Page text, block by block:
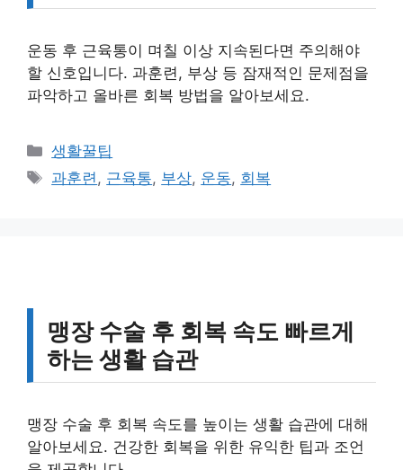
운동 후 근육통이 며칠 이상 지속된다면 주의해야
할 신호입니다. 과훈련, 부상 등 잠재적인 문제점을
파악하고 올바른 회복 방법을 알아보세요.
카
테
고
생활꿀팁
태
과훈련 , 근육통, 부상, 운동, 회복
맹장 수술 후 회복 속도 빠르게
하는 생활 습관
맹장 수술 후 회복 속도를 높이는 생활 습관에 대해
알아보세요. 건강한 회복을 위한 유익한 팁과 조언